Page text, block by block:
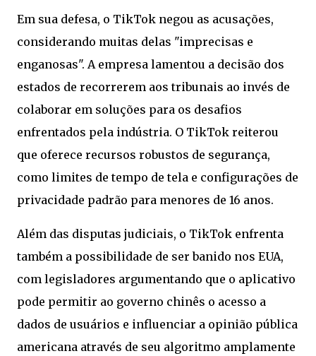
Em sua defesa, o TikTok negou as acusações,
considerando muitas delas "imprecisas e
enganosas". A empresa lamentou a decisão dos
estados de recorrerem aos tribunais ao invés de
colaborar em soluções para os desafios
enfrentados pela indústria. O TikTok reiterou
que oferece recursos robustos de segurança,
como limites de tempo de tela e configurações de
privacidade padrão para menores de 16 anos.
Além das disputas judiciais, o TikTok enfrenta
também a possibilidade de ser banido nos EUA,
com legisladores argumentando que o aplicativo
pode permitir ao governo chinês o acesso a
dados de usuários e influenciar a opinião pública
americana através de seu algoritmo amplamente